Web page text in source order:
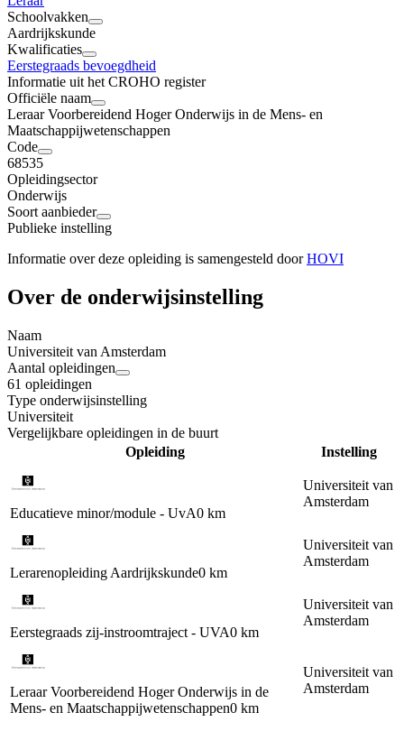
Schoolvakken
Aardrijkskunde
Kwalificaties
Eerstegraads bevoegdheid
Informatie uit het CROHO register
Officiële naam
Leraar Voorbereidend Hoger Onderwijs in de Mens- en
Maatschappijwetenschappen
Code
68535
Opleidingsector
Onderwijs
Soort aanbieder
Publieke instelling
Informatie over deze opleiding is samengesteld doorHOVI
Over de onderwijsinstelling
Naam
Universiteit van Amsterdam
Aantal opleidingen
61 opleidingen
Type onderwijsinstelling
Universiteit
Vergelijkbare opleidingen in de buurt
Opleiding
Instelling
Educatieve minor/module - UvA0 km
Universiteit van
Amsterdam
Lerarenopleiding Aardrijkskunde0 km
Universiteit van
Amsterdam
Eerstegraads zij-instroomtraject - UVA0 km
Universiteit van
Amsterdam
Leraar Voorbereidend Hoger Onderwijs in de
Mens- en Maatschappijwetenschappen0 km
Universiteit van
Amsterdam